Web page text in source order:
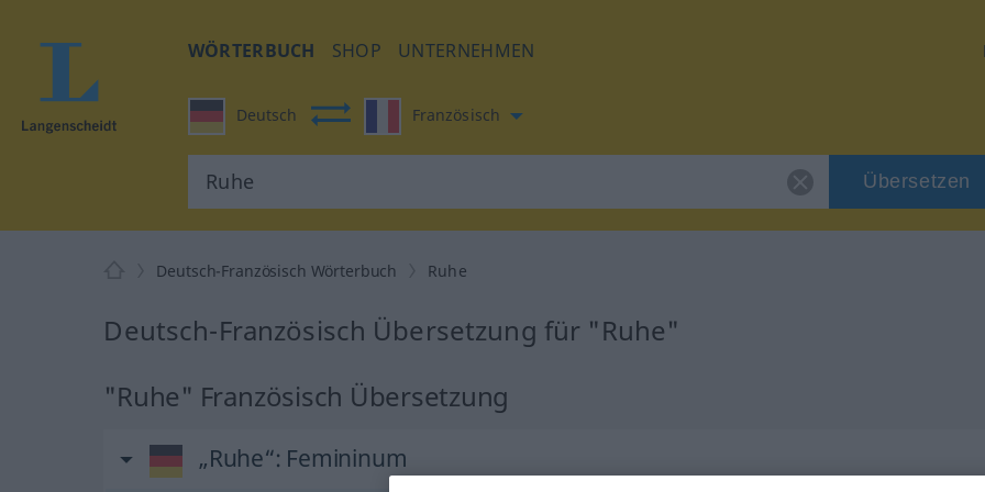
WÖRTERBUCH SHOP UNTERNEHMEN
Deutsch Französisch
Übersetzen
Deutsch-Französisch Wörterbuch Ruhe
Deutsch-Französisch Übersetzung für "Ruhe"
"Ruhe" Französisch Übersetzung
„Ruhe“: Femininum